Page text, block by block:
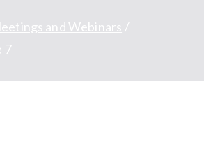
and Webinars
7